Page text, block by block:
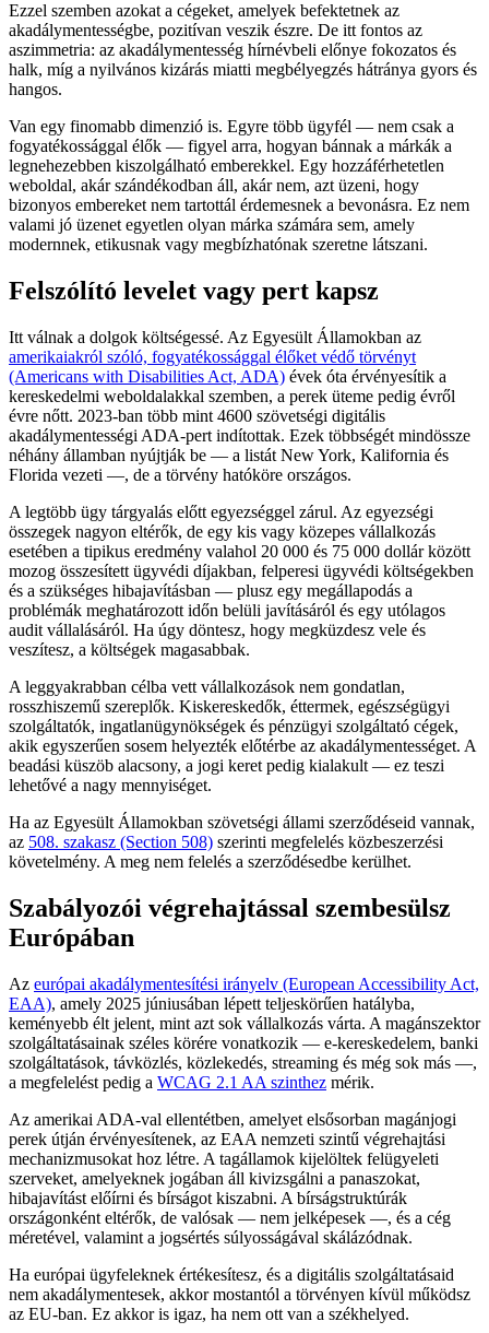
Ezzel szemben azokat a cégeket, amelyek befektetnek az
akadálymentességbe, pozitívan veszik észre. De itt fontos az
aszimmetria: az akadálymentesség hírnévbeli előnye fokozatos és
halk, míg a nyilvános kizárás miatti megbélyegzés hátránya gyors és
hangos.
Van egy finomabb dimenzió is. Egyre több ügyfél — nem csak a
fogyatékossággal élők — figyel arra, hogyan bánnak a márkák a
legnehezebben kiszolgálható emberekkel. Egy hozzáférhetetlen
weboldal, akár szándékodban áll, akár nem, azt üzeni, hogy
bizonyos embereket nem tartottál érdemesnek a bevonásra. Ez nem
valami jó üzenet egyetlen olyan márka számára sem, amely
modernnek, etikusnak vagy megbízhatónak szeretne látszani.
Felszólító levelet vagy pert kapsz
Itt válnak a dolgok költségessé. Az Egyesült Államokban az
amerikaiakról szóló, fogyatékossággal élőket védő törvényt
(Americans with Disabilities Act, ADA) évek óta érvényesítik a
kereskedelmi weboldalakkal szemben, a perek üteme pedig évről
évre nőtt. 2023-ban több mint 4600 szövetségi digitális
akadálymentességi ADA-pert indítottak. Ezek többségét mindössze
néhány államban nyújtják be — a listát New York, Kalifornia és
Florida vezeti —, de a törvény hatóköre országos.
A legtöbb ügy tárgyalás előtt egyezséggel zárul. Az egyezségi
összegek nagyon eltérők, de egy kis vagy közepes vállalkozás
esetében a tipikus eredmény valahol 20 000 és 75 000 dollár között
mozog összesített ügyvédi díjakban, felperesi ügyvédi költségekben
és a szükséges hibajavításban — plusz egy megállapodás a
problémák meghatározott időn belüli javításáról és egy utólagos
audit vállalásáról. Ha úgy döntesz, hogy megküzdesz vele és
veszítesz, a költségek magasabbak.
A leggyakrabban célba vett vállalkozások nem gondatlan,
rosszhiszemű szereplők. Kiskereskedők, éttermek, egészségügyi
szolgáltatók, ingatlanügynökségek és pénzügyi szolgáltató cégek,
akik egyszerűen sosem helyezték előtérbe az akadálymentességet. A
beadási küszöb alacsony, a jogi keret pedig kialakult — ez teszi
lehetővé a nagy mennyiséget.
Ha az Egyesült Államokban szövetségi állami szerződéseid vannak,
az 508. szakasz (Section 508) szerinti megfelelés közbeszerzési
követelmény. A meg nem felelés a szerződésedbe kerülhet.
Szabályozói végrehajtással szembesülsz
Európában
Az európai akadálymentesítési irányelv (European Accessibility Act,
EAA), amely 2025 júniusában lépett teljeskörűen hatályba,
keményebb élt jelent, mint azt sok vállalkozás várta. A magánszektor
szolgáltatásainak széles körére vonatkozik — e-kereskedelem, banki
szolgáltatások, távközlés, közlekedés, streaming és még sok más —,
a megfelelést pedig a WCAG 2.1 AA szinthez mérik.
Az amerikai ADA-val ellentétben, amelyet elsősorban magánjogi
perek útján érvényesítenek, az EAA nemzeti szintű végrehajtási
mechanizmusokat hoz létre. A tagállamok kijelöltek felügyeleti
szerveket, amelyeknek jogában áll kivizsgálni a panaszokat,
hibajavítást előírni és bírságot kiszabni. A bírságstruktúrák
országonként eltérők, de valósak — nem jelképesek —, és a cég
méretével, valamint a jogsértés súlyosságával skálázódnak.
Ha európai ügyfeleknek értékesítesz, és a digitális szolgáltatásaid
nem akadálymentesek, akkor mostantól a törvényen kívül működsz
az EU-ban. Ez akkor is igaz, ha nem ott van a székhelyed.